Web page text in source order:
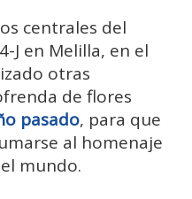
centrales del
J en Melilla, en el
otras
de flores
pasado, para que
al homenaje
mundo.